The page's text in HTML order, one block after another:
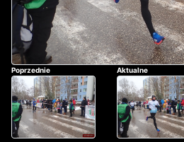
Poprzednie Aktualne